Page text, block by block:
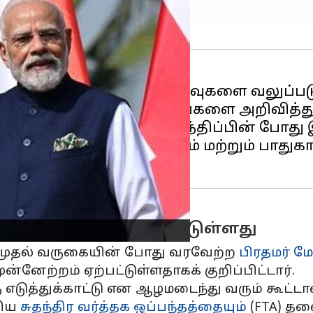
மற்றும் மூலோபாய உறவுகளை
செய்தியாளர் சந்திப்பின் போது
கல்வி விரிவாக்கம் மற்றும்
முன்னேற்றம் ஏற்பட்டுள்ளது
முதல் வருகையின் போது வரவேற்ற பிரதமர்
ஏற்பட்டுள்ளதாகக் குறிப்பிட்டார்.
என ஆழமடைந்து வரும்
சுதந்திர வர்த்தக ஒப்பந்தத்தையும் (FTA)